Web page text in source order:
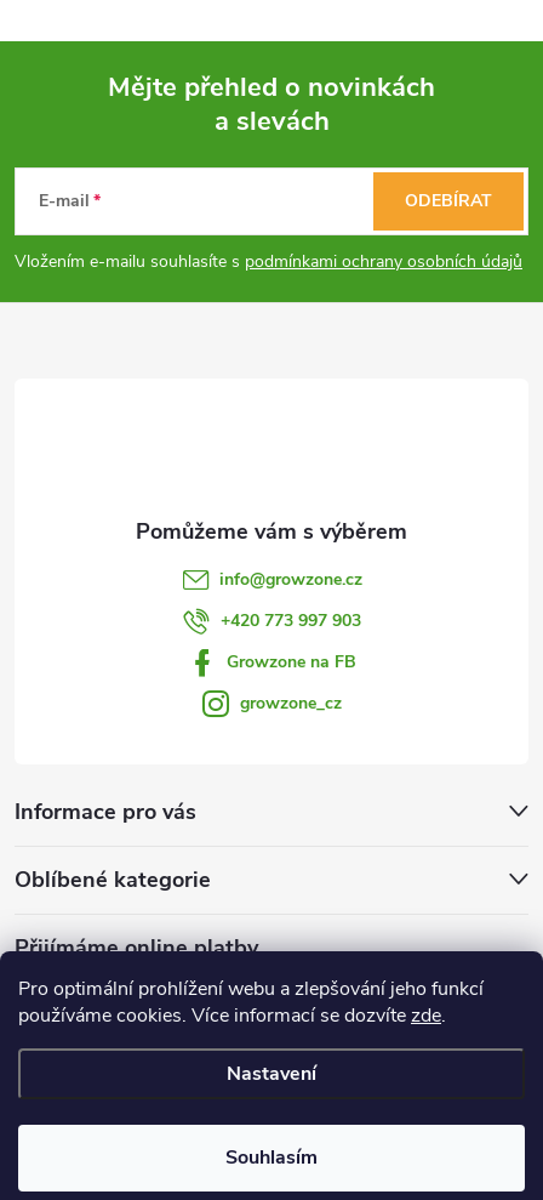
Pro optimální prohlížení webu a zlepšování jeho funkcí
používáme cookies. Více informací se dozvítezde.
Nastavení
Souhlasím
p
Mějte přehled o novinkách
a slevách
E-mail
Vložením e-mailu souhlasíte s podmínkami ochrany osobních údajů
ODEBÍRAT
info@growzone.cz
+420 773 997 903
Growzone na FB
growzone_cz
Informace pro vás
Oblíbené kategorie
Přijímáme online platby
nastavení cookies